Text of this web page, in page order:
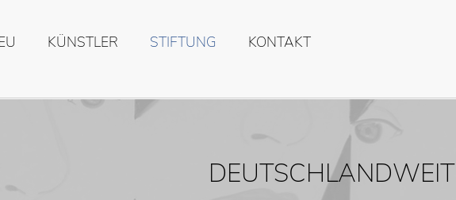
KÜNSTLER STIFTUNG KONTAKT
DEUTSCHLANDWEIT